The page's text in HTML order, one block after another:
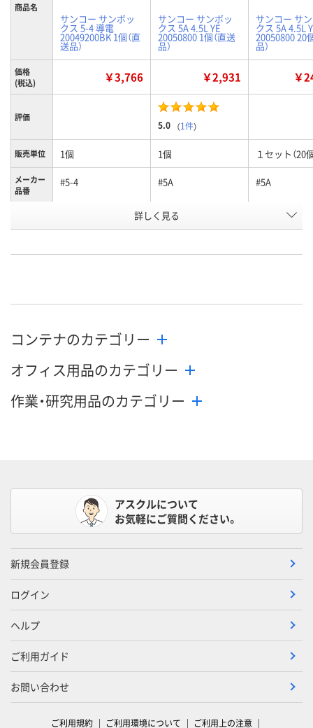
商品名
サンコー サンボッ
クス 5-4 導電
20049200BK 1個（直
送品）
サンコー サンボッ
クス 5A 4.5L YE
20050800 1個（直送
品）
サンコー サ
クス 5A 4.5L
20050800 20
品）
価格
(税込)
￥3,766 ￥2,931 ￥
評価
5.0 （1件）
販売単位 1個 1個 １セット（20
メーカー
品番
#5-4 #5A #5A
イエロー イエロー
号
お届け日 8月25日（火）まで 8月25日（火）まで 8月25日（火）
数量
カゴへ
数量
カゴへ
詳しく見る
コンテナのカテゴリー
オフィス用品のカテゴリー
作業・研究用品のカテゴリー
アスクルについて
お気軽にご質問ください。
新規会員登録
ログイン
ヘルプ
ご利用ガイド
お問い合わせ
ご利用規約 ご利用環境について ご利用上の注意